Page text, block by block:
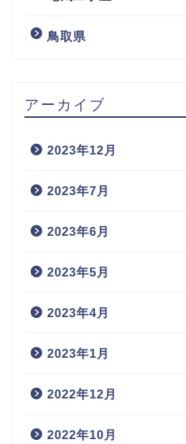
鳥取県
アーカイブ
2023年12月
2023年7月
2023年6月
2023年5月
2023年4月
2023年1月
2022年12月
2022年10月